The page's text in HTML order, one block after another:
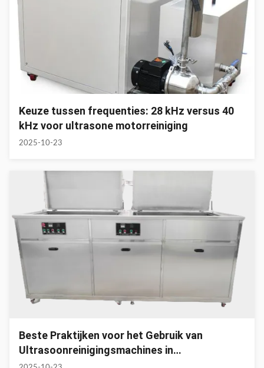
Keuze tussen frequenties: 28 kHz versus 40
kHz voor ultrasone motorreiniging
2025-10-23
Beste Praktijken voor het Gebruik van
Ultrasoonreinigingsmachines in
Autowerkplaatsen